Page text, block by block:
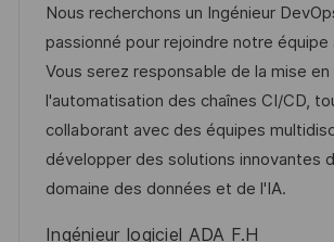
i
c
a
c
i
ó
n
c
a
c
i
ó
n
c
h
a
d
e
p
u
d
e
e
m
p
l
e
t
e
g
o
r
í
Nous recherchons un Ingénieur
passionné pour rejoindre notre équipe
Vous serez responsable de la mise
l'automatisation des chaînes CI/CD,
collaborant avec des équipes
développer des solutions innovantes
domaine des données et de l'IA.
Ingénieur logiciel ADA F.H